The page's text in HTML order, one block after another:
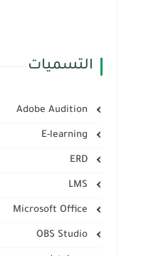
التسميات
ERD
OBS Studio